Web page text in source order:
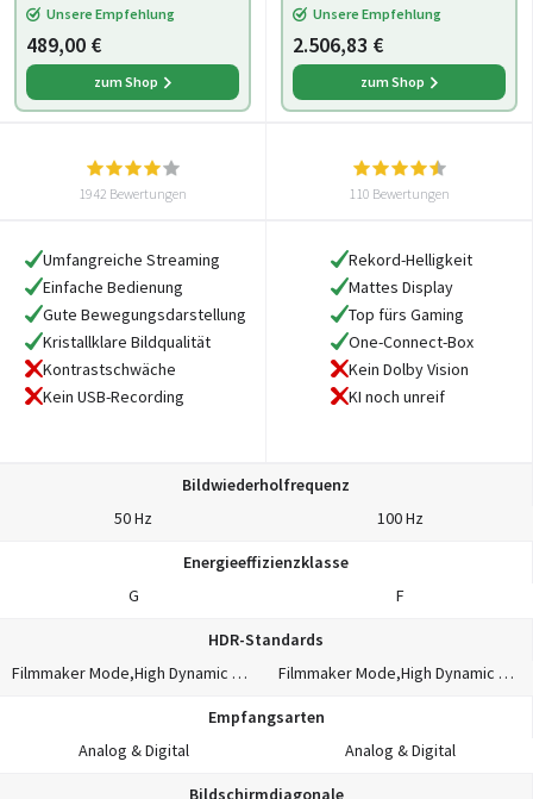
Unsere Empfehlung
489,00 €
zum Shop
Unsere Empfehlung
2.506,83 €
zum Shop
1942 Bewertungen 110 Bewertungen
Umfangreiche Streaming
Einfache Bedienung
Gute Bewegungsdarstellung
Kristallklare Bildqualität
Kontrastschwäche
Kein USB-Recording
Rekord-Helligkeit
Mattes Display
Top fürs Gaming
One-Connect-Box
Kein Dolby Vision
KI noch unreif
Bildwiederholfrequenz
50 Hz
100 Hz
Energieeffizienzklasse
G
F
HDR-Standards
Filmmaker Mode,High Dynamic Range 10+ (HDR10 Plus),Hybrid Log-Gamma (HLG)
Filmmaker Mode,High Dynamic Range 10+ (HDR10 Plus),Hybrid Log-Gamma (HLG),OLED HDR Pro
Empfangsarten
Analog & Digital
Analog & Digital
Bildschirmdiagonale